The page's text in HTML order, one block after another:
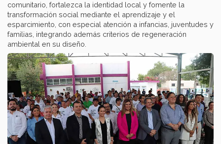
comunitario, fortalezca la identidad local y fomente la
transformación social mediante el aprendizaje y el
esparcimiento, con especial atención a infancias, juventudes y
familias, integrando además criterios de regeneración
ambiental en su diseño.